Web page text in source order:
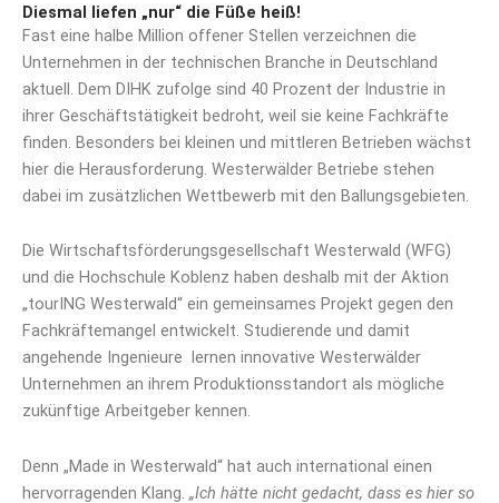
Diesmal liefen „nur“ die Füße heiß!
Fast eine halbe Million offener Stellen verzeichnen die
Unternehmen in der technischen Branche in Deutschland
aktuell. Dem DIHK zufolge sind 40 Prozent der Industrie in
ihrer Geschäftstätigkeit bedroht, weil sie keine Fachkräfte
finden. Besonders bei kleinen und mittleren Betrieben wächst
hier die Herausforderung. Westerwälder Betriebe stehen
dabei im zusätzlichen Wettbewerb mit den Ballungsgebieten.
Die Wirtschaftsförderungsgesellschaft Westerwald (WFG)
und die Hochschule Koblenz haben deshalb mit der Aktion
„tourING Westerwald“ ein gemeinsames Projekt gegen den
Fachkräftemangel entwickelt. Studierende und damit
angehende Ingenieure lernen innovative Westerwälder
Unternehmen an ihrem Produktionsstandort als mögliche
zukünftige Arbeitgeber kennen.
Denn „Made in Westerwald“ hat auch international einen
hervorragenden Klang. „Ich hätte nicht gedacht, dass es hier so